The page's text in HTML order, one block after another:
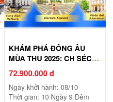
KHÁM PHÁ ĐÔNG ÂU
MÙA THU 2025: CH SÉC–
ÁO- SLOVAKIA –
HUNGARY
72.900.000 đ
Ngày khởi hành: 08/10
Thời gian: 10 Ngày 9 Đêm